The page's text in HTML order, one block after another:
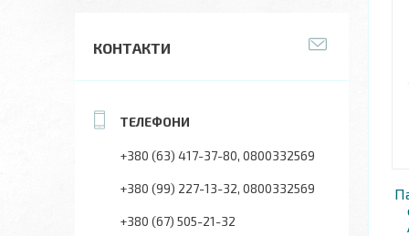
КОНТАКТИ
+380 (63) 417-37-80 0800332569
+380 (99) 227-13-32 0800332569
+380 (67) 505-21-32